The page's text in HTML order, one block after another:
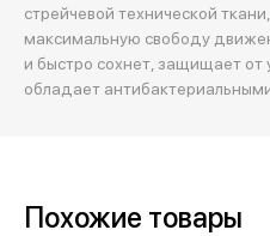
стрейчевой технической
максимальную свободу
и быстро сохнет, защищает от
обладает
Похожие товары